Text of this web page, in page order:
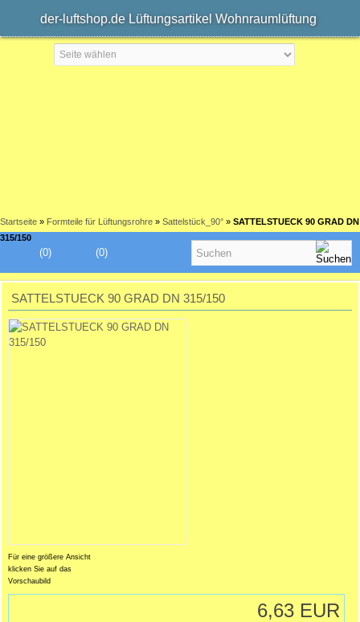
der-luftshop.de Lüftungsartikel Wohnraumlüftung
Startseite » Formteile für Lüftungsrohre » Sattelstück_90° » SATTELSTUECK 90 GRAD DN
315/150
(0)
(0)
SATTELSTUECK 90 GRAD DN 315/150
Für eine größere Ansicht
klicken Sie auf das
Vorschaubild
6,63 EUR